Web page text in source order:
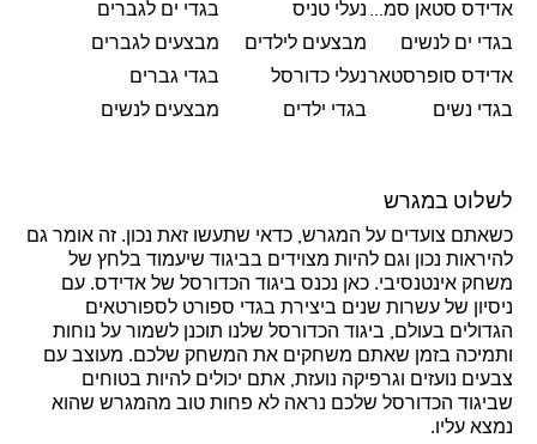
אדידס סטאן סמית' נעלי טניס
בגדי ים לגברים
בגדי ים לנשים
מבצעים לילדים
מבצעים לגברים
אדידס סופרסטארנעלי כדורסל
בגדי גברים
בגדי נשים
בגדי ילדים מבצעים לנשים
לשלוט במגרש
כשאתם צועדים על המגרש, כדאי שתעשו זאת נכון. זה אומר גם
להיראות נכון וגם להיות מצוידים בביגוד שיעמוד בלחץ של
משחק אינטנסיבי. כאן נכנס ביגוד הכדורסל של אדידס. עם
ניסיון של עשרות שנים ביצירת בגדי ספורט לספורטאים
הגדולים בעולם, ביגוד הכדורסל שלנו תוכנן לשמור על נוחות
ותמיכה בזמן שאתם משחקים את המשחק שלכם. מעוצב עם
צבעים נועזים וגרפיקה נועזת, אתם יכולים להיות בטוחים
שביגוד הכדורסל שלכם נראה לא פחות טוב מהמגרש שהוא
נמצא עליו.